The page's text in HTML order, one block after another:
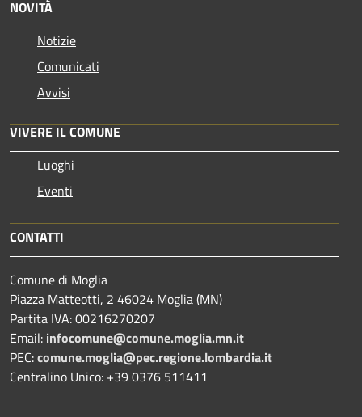
NOVITÀ
Notizie
Comunicati
Avvisi
VIVERE IL COMUNE
Luoghi
Eventi
CONTATTI
Comune di Moglia
Piazza Matteotti, 2 46024 Moglia (MN)
Partita IVA: 00216270207
Email: infocomune@comune.moglia.mn.it
PEC:comune.moglia@pec.regione.lombardia.it
Centralino Unico: +39 0376 511411